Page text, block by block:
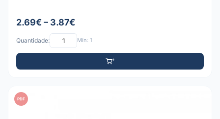
2.69€ – 3.87€
Quantidade: Mín: 1
PDF